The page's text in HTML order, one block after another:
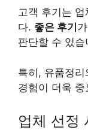
고객 후기는
다. 좋은 후기
판단할 수 있습
특히, 유품정
경험이 더욱
업체 선정